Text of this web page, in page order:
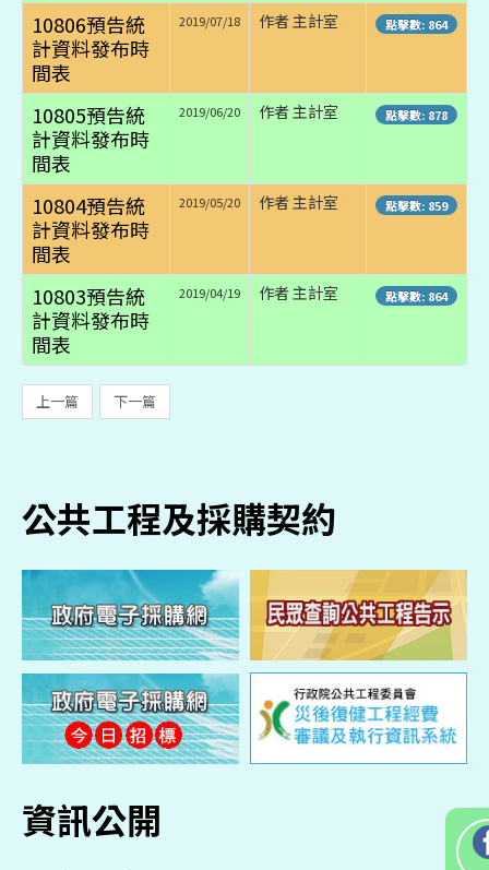
10806預告統
計資料發布時
間表
2019/07/18 作者 主計室 點擊數: 864
10805預告統
計資料發布時
間表
2019/06/20 作者 主計室 點擊數: 878
10804預告統
計資料發布時
間表
2019/05/20 作者 主計室 點擊數: 859
10803預告統
計資料發布時
間表
2019/04/19 作者 主計室 點擊數: 864
上一篇 下一篇
公共工程及採購契約
資訊公開